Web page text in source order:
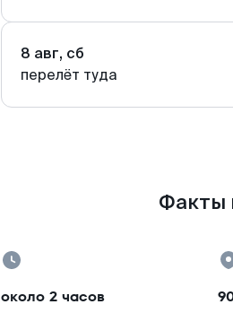
8 авг, сб
перелёт туда
Факты
около 2 часов